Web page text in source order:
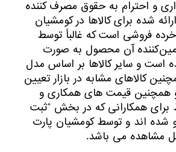
و احترام به حقوق مصرف کننده
شده برای کالاها در کومشیان
فروشی است که غالباً توسط
آن محصول به صورت
و سایر کالاها بر اساس مدل
کالاهای مشابه در بازار تعیین
قیمت های همکاری و
همکارانی که در بخش “ثبت
شده اند و توسط کومشیان پارت
مشاهده می باشد.